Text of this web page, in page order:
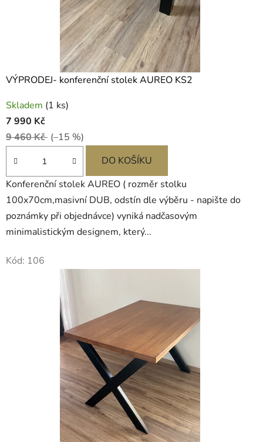
VÝPRODEJ- konferenční stolek AUREO KS2
Skladem (1 ks)
7 990 Kč
9 460 Kč (–15 %)
DO KOŠÍKU
Konferenční stolek AUREO ( rozměr stolku
100x70cm,masivní DUB, odstín dle výběru - napište do
poznámky při objednávce) vyniká nadčasovým
minimalistickým designem, který...
Kód: 106